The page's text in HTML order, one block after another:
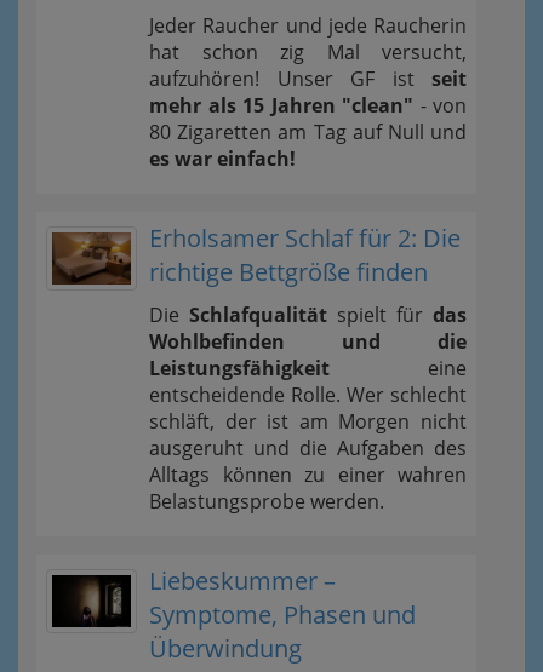
Jeder Raucher und jede Raucherin
hat schon zig Mal versucht,
aufzuhören! Unser GF ist seit
mehr als 15 Jahren "clean" - von
80 Zigaretten am Tag auf Null und
es war einfach!
Erholsamer Schlaf für 2: Die
richtige Bettgröße finden
Die Schlafqualität spielt für das
Wohlbefinden und die
Leistungsfähigkeit eine
entscheidende Rolle. Wer schlecht
schläft, der ist am Morgen nicht
ausgeruht und die Aufgaben des
Alltags können zu einer wahren
Belastungsprobe werden.
Liebeskummer –
Symptome, Phasen und
Überwindung